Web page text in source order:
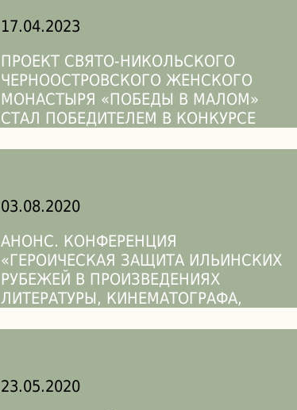
17.04.2023
ПРОЕКТ СВЯТО-НИКОЛЬСКОГО
ЧЕРНООСТРОВСКОГО ЖЕНСКОГО
МОНАСТЫРЯ «ПОБЕДЫ В МАЛОМ»
СТАЛ ПОБЕДИТЕЛЕМ В КОНКУРСЕ
03.08.2020
АНОНС. КОНФЕРЕНЦИЯ
«ГЕРОИЧЕСКАЯ ЗАЩИТА ИЛЬИНСКИХ
РУБЕЖЕЙ В ПРОИЗВЕДЕНИЯХ
ЛИТЕРАТУРЫ, КИНЕМАТОГРАФА,
23.05.2020